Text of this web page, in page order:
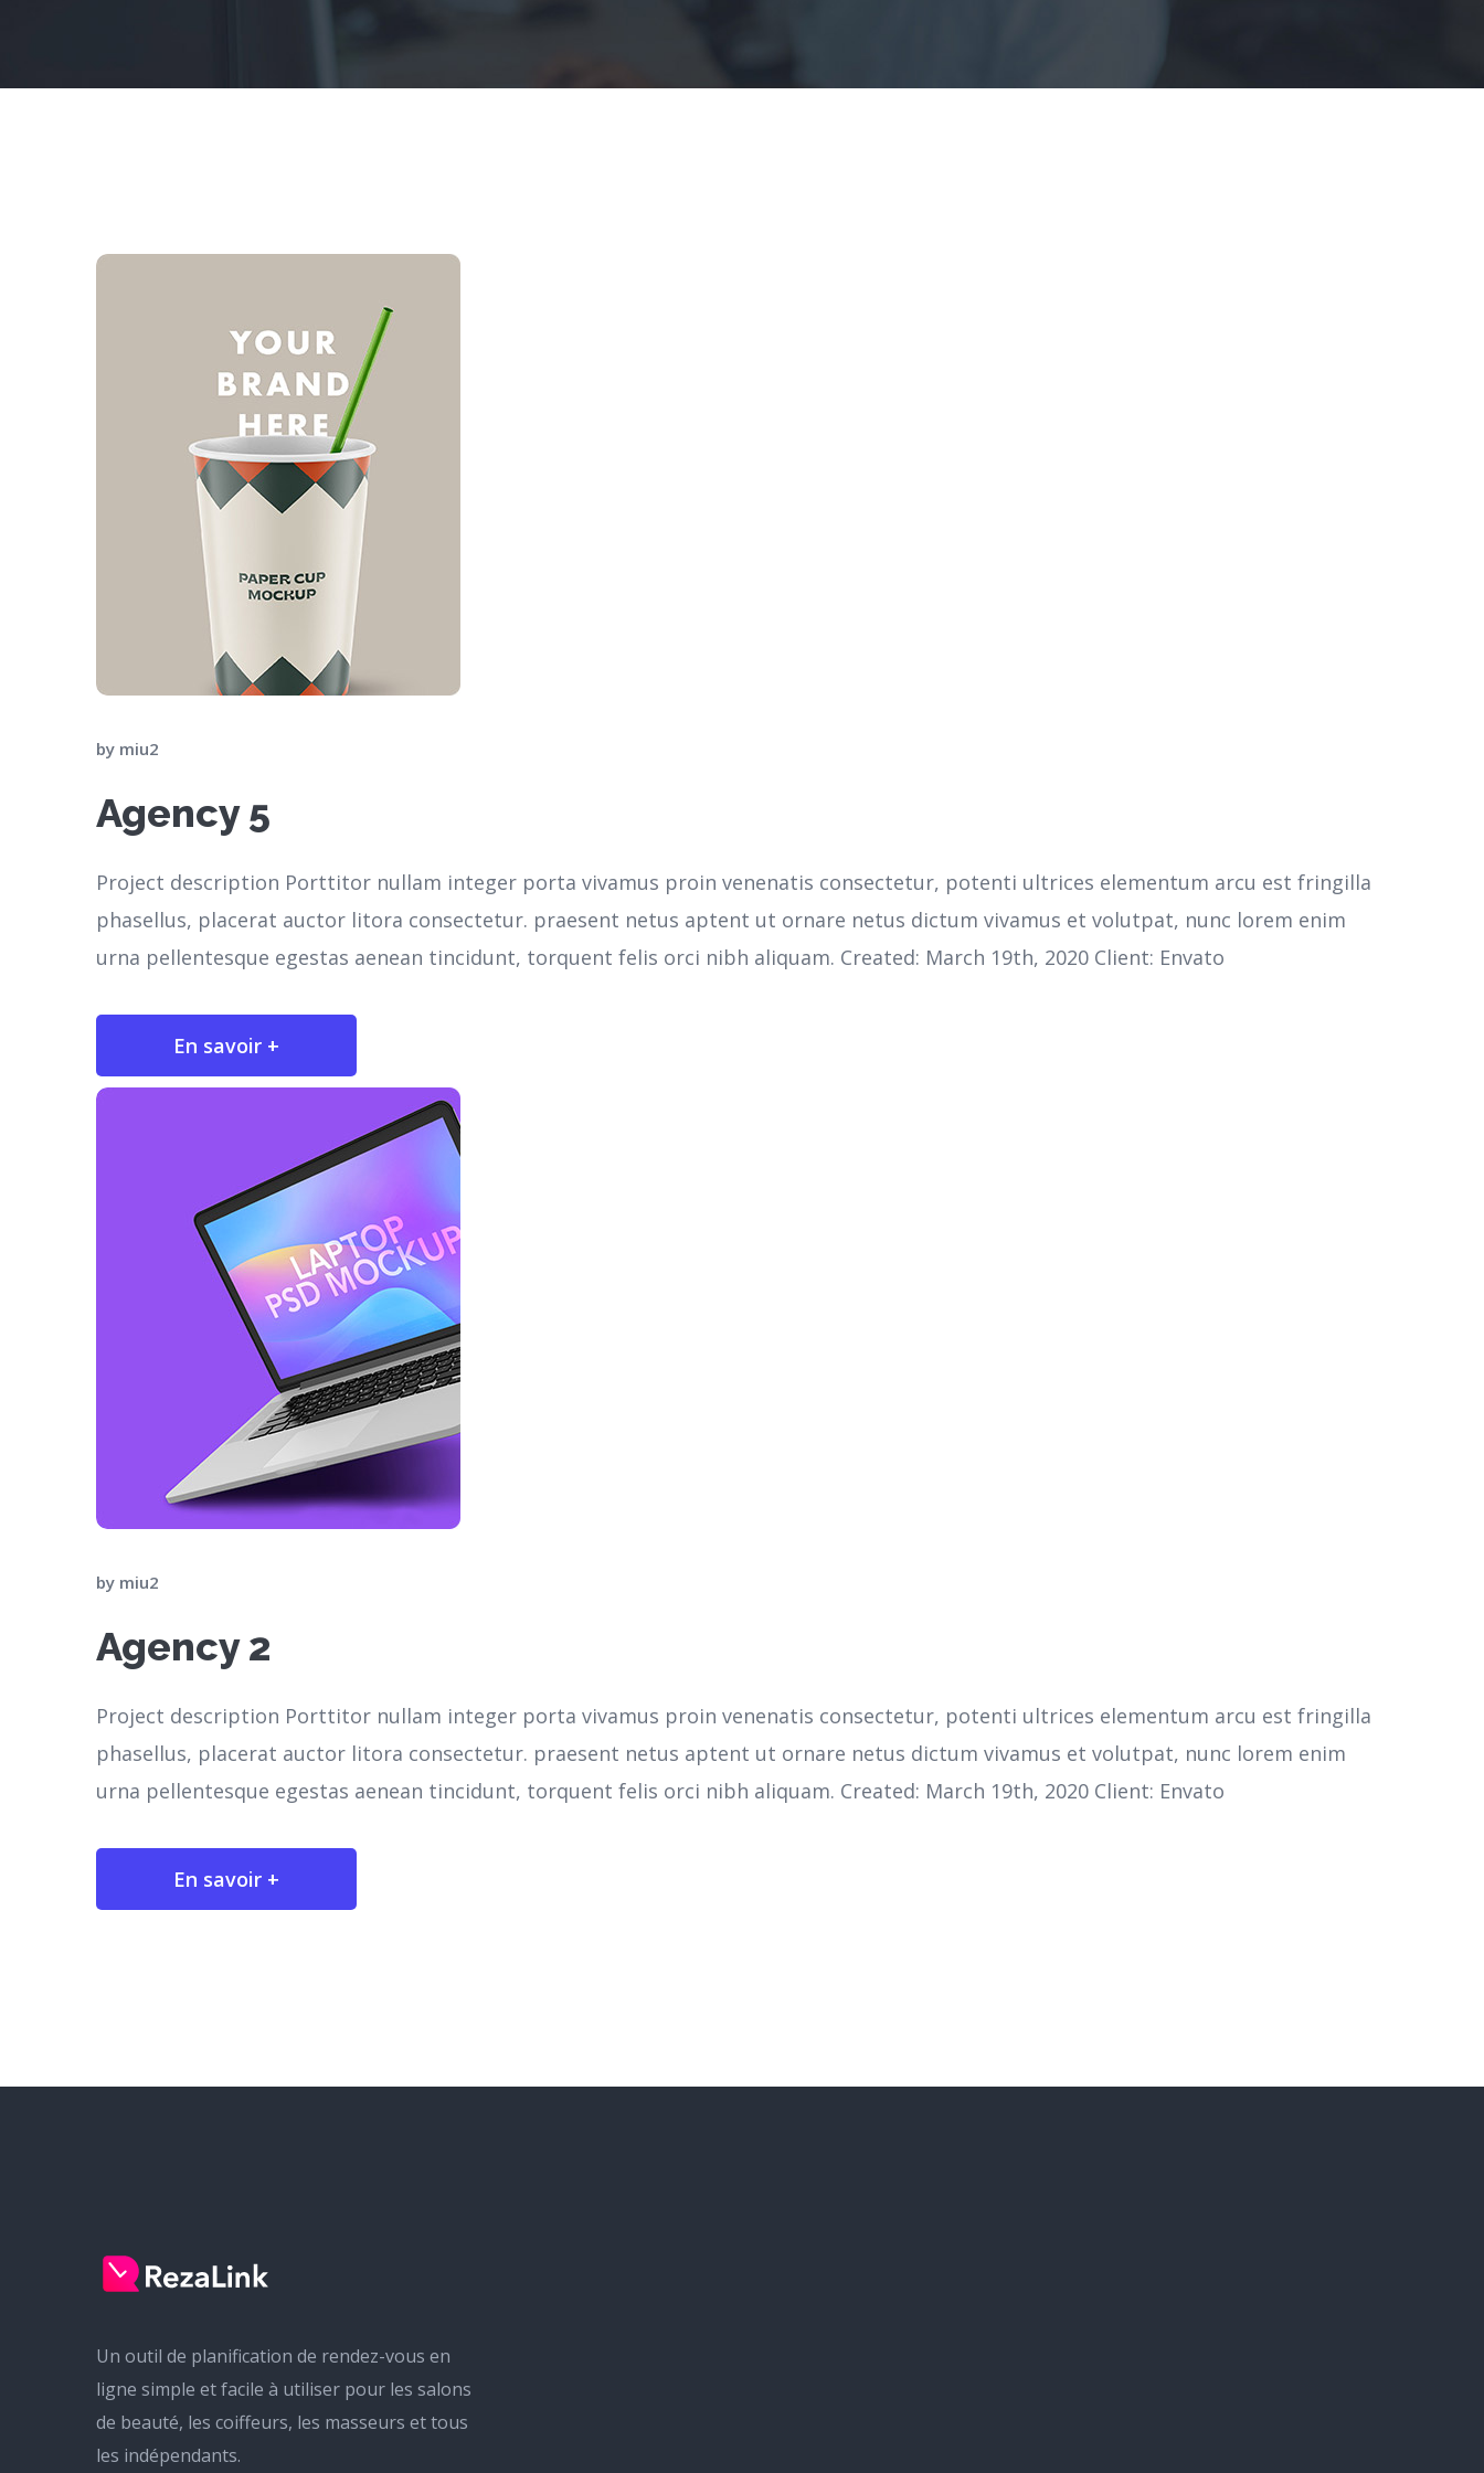
by miu2
Agency 5
Project description Porttitor nullam integer porta vivamus proin venenatis consectetur, potenti ultrices elementum arcu est fringilla
phasellus, placerat auctor litora consectetur. praesent netus aptent ut ornare netus dictum vivamus et volutpat, nunc lorem enim
urna pellentesque egestas aenean tincidunt, torquent felis orci nibh aliquam. Created: March 19th, 2020 Client: Envato
En savoir +
by miu2
Agency 2
Project description Porttitor nullam integer porta vivamus proin venenatis consectetur, potenti ultrices elementum arcu est fringilla
phasellus, placerat auctor litora consectetur. praesent netus aptent ut ornare netus dictum vivamus et volutpat, nunc lorem enim
urna pellentesque egestas aenean tincidunt, torquent felis orci nibh aliquam. Created: March 19th, 2020 Client: Envato
En savoir +
Un outil de planification de rendez-vous en
ligne simple et facile à utiliser pour les salons
de beauté, les coiffeurs, les masseurs et tous
les indépendants.